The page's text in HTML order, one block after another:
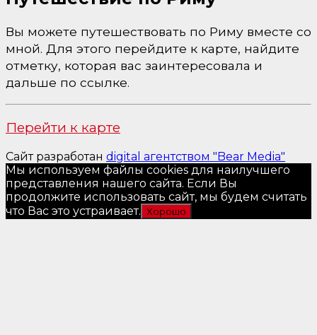
Вы можете путешествовать по Риму вместе со
мной. Для этого перейдите к карте, найдите
отметку, которая вас заинтересовала и
дальше по ссылке.
Перейти к карте
Сайт разработан digital агентством "Bear Media"
Мы используем файлы cookies для наилучшего
представления нашего сайта. Если Вы
продолжите использовать сайт, мы будем считать
что Вас это устраивает. Хорошо